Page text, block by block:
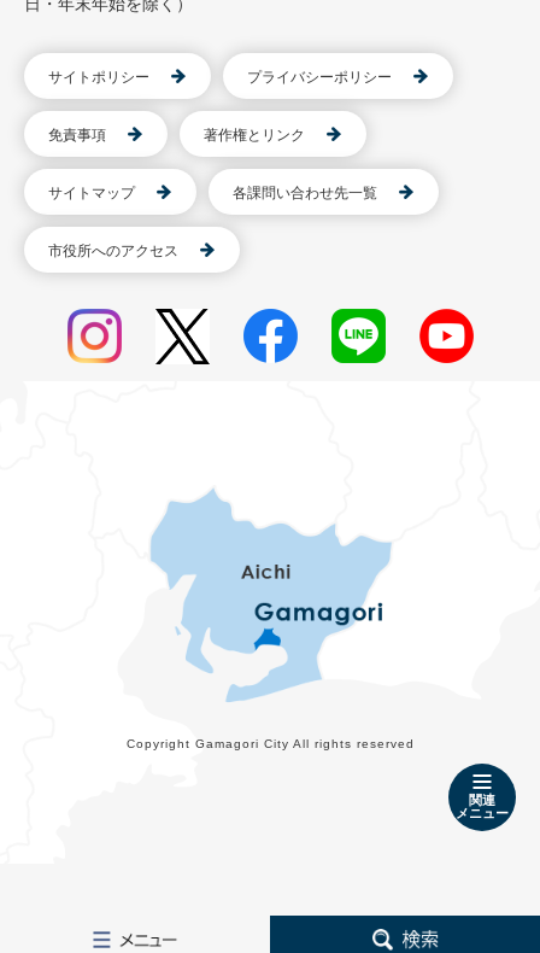
関連
メニュー
日・年末年始を除く）
サイトポリシー プライバシーポリシー
免責事項 著作権とリンク
サイトマップ 各課問い合わせ先一覧
市役所へのアクセス
Copyright Gamagori City All rights reserved